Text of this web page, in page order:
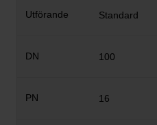
Standard
100
16